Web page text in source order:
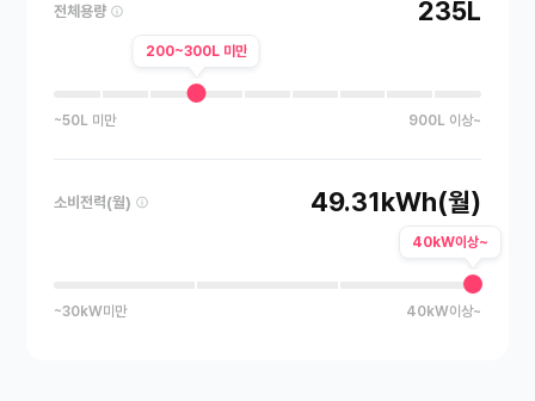
전체용량 235L
200~300L 미만
~50L 미만 900L 이상~
소비전력(월) 49.31kWh(월)
40kW이상~
~30kW미만 40kW이상~